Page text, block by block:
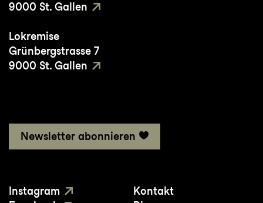
9000 St. Gallen
Lokremise
Grünbergstrasse 7
9000 St. Gallen
Newsletter abonnieren
Instagram
Kontakt